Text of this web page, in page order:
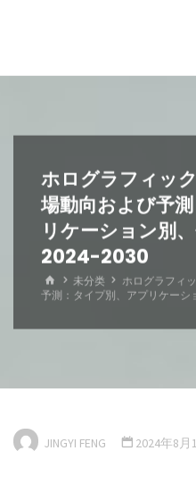
ホログラフィッ
場動向および予
リケーション別
2024-2030
ホ
ー
未分类
ホログラフィ
予測：タイプ別、アプリケーシ
JINGYI FENG 2024年8月